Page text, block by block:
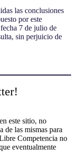
las conclusiones
por este
7 de julio de
sin perjuicio de
este sitio, no
las mismas para
Competencia no
eventualmente